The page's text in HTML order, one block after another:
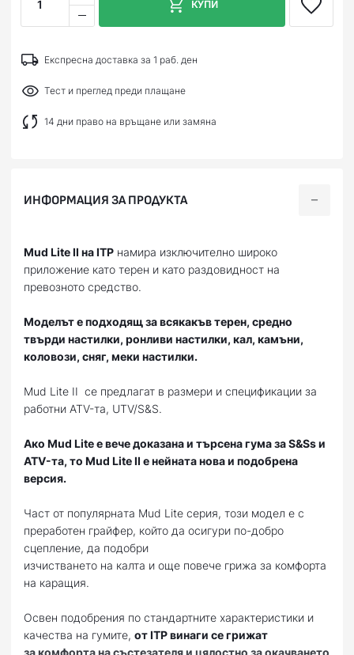
1 КУПИ
Експресна доставка за 1 раб. ден
Тест и преглед преди плащане
14 дни право на връщане или замяна
ИНФОРМАЦИЯ ЗА ПРОДУКТА
Mud Lite II на ITP намира изключително широко
приложение като терен и като раздовидност на
превозното средство.
Моделът е подходящ за всякакъв терен, средно
твърди настилки, ронливи настилки, кал, камъни,
коловози, сняг, меки настилки.
Mud Lite II се предлагат в размери и спецификации за
работни ATV-та, UTV/S&S.
Ако Mud Lite е вече доказана и търсена гума за S&Ss и
ATV-та, то Mud Lite II е нейната нова и подобрена
версия.
Част от популярнaта Mud Lite серия, този модел е с
преработен грайфер, който да осигури по-добро
сцепление, да подобри
изчистването на калта и още повече грижа за комфорта
на каращия.
Освен подобрения по стандартните характеристики и
качества на гумите, от ITP винаги се грижат
за комфорта на състезателя и цялостно за окачването